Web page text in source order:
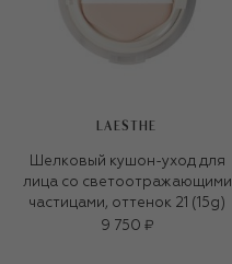
LAESTHE
Шелковый кушон-уход для
лица со светоотражающими
частицами, оттенок 21 (15g)
9 750 ₽